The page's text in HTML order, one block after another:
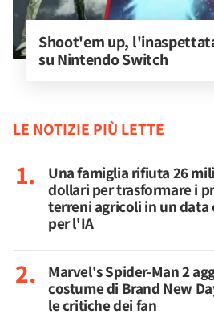
Shoot'em up,
su Nintendo Switch
LE NOTIZIE PIÙ LETTE
Una famiglia rifiuta 26
dollari per trasformare i
terreni agricoli in un data
per l'IA
Marvel's Spider-Man 2
costume di Brand New
le critiche dei fan